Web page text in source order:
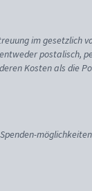
im gesetzlich
postalisch,
Kosten als die